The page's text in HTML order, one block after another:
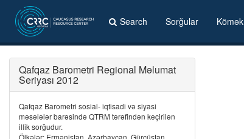
Search Sorğular Kömək
Qafqaz Barometri Regional Məlumat
Seriyası 2012
Qafqaz Barometri sosial- iqtisadi və siyasi
məsələlər barəsində QTRM tərəfindən keçirilən
illik sorğudur.
Ölkələr: Ermənistan, Azərbaycan, Gürcüstan